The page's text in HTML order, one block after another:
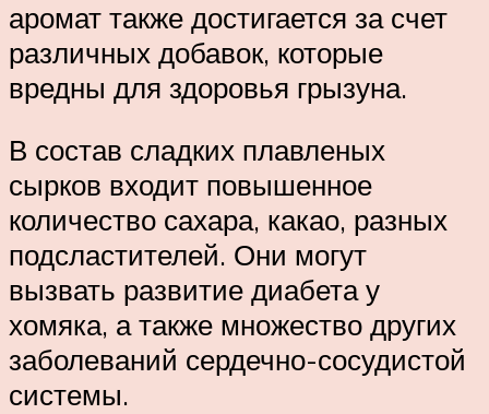
аромат также достигается за счет
различных добавок, которые
вредны для здоровья грызуна.
В состав сладких плавленых
сырков входит повышенное
количество сахара, какао, разных
подсластителей. Они могут
вызвать развитие диабета у
хомяка, а также множество других
заболеваний сердечно-сосудистой
системы.